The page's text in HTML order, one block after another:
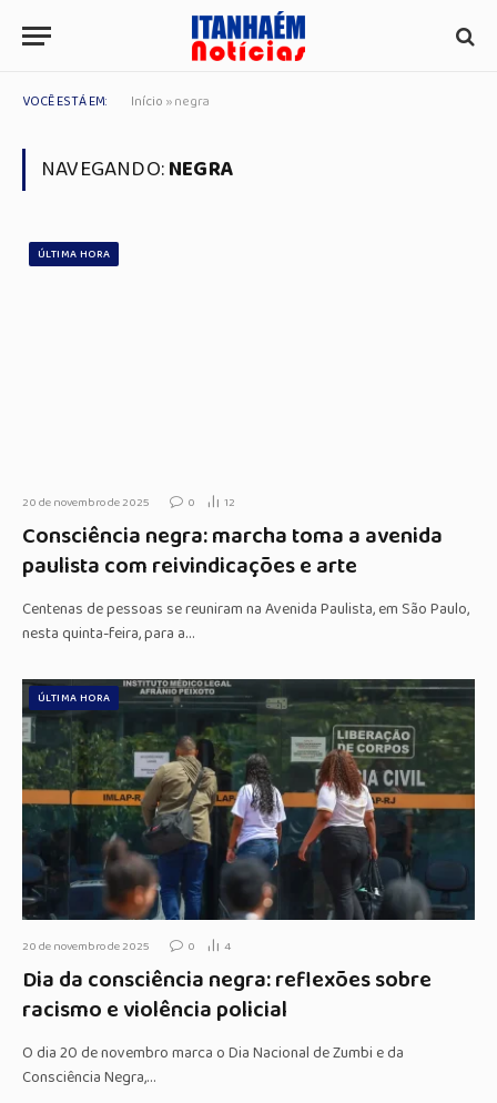
VOCÊ ESTÁ EM: Início »negra
NAVEGANDO:NEGRA
ÚLTIMA HORA
20 de novembro de 2025 0 12
Consciência negra: marcha toma a avenida
paulista com reivindicações e arte
Centenas de pessoas se reuniram na Avenida Paulista, em São Paulo,
nesta quinta-feira, para a…
ÚLTIMA HORA
20 de novembro de 2025 0 4
Dia da consciência negra: reflexões sobre
racismo e violência policial
O dia 20 de novembro marca o Dia Nacional de Zumbi e da
Consciência Negra,…